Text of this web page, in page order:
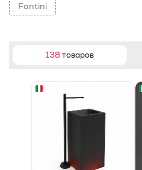
Fantini
138товаров